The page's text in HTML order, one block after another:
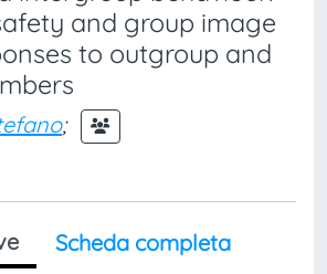
and group image
to outgroup and
;
Scheda completa